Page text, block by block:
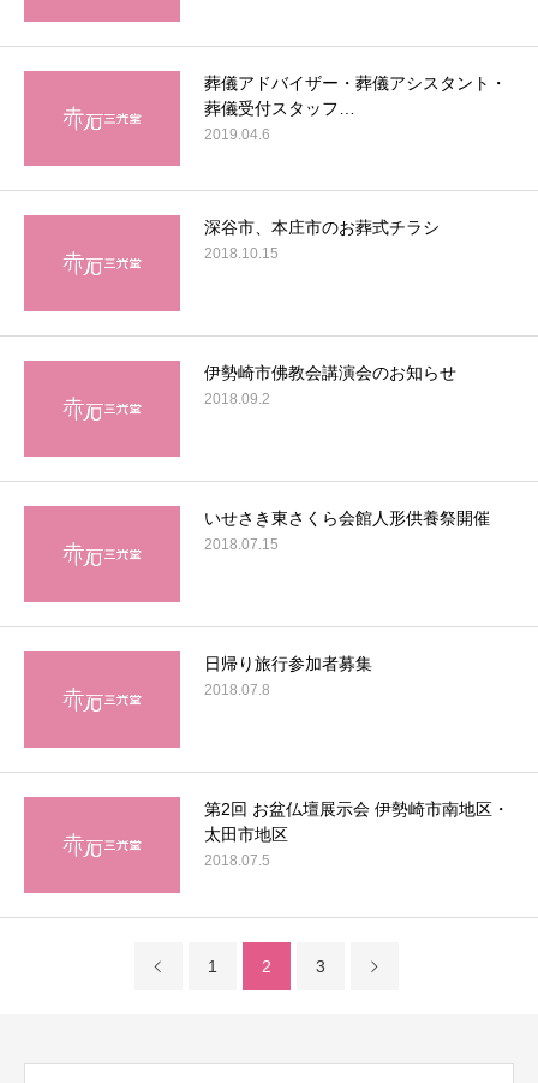
葬儀アドバイザー・葬儀アシスタント・
葬儀受付スタッフ…
2019.04.6
深谷市、本庄市のお葬式チラシ
2018.10.15
伊勢崎市佛教会講演会のお知らせ
2018.09.2
いせさき東さくら会館人形供養祭開催
2018.07.15
日帰り旅行参加者募集
2018.07.8
第2回 お盆仏壇展示会 伊勢崎市南地区・
太田市地区
2018.07.5
1 2 3